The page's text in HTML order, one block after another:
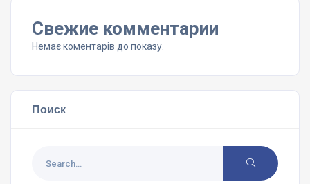
Свежие комментарии
Немає коментарів до показу.
Поиск